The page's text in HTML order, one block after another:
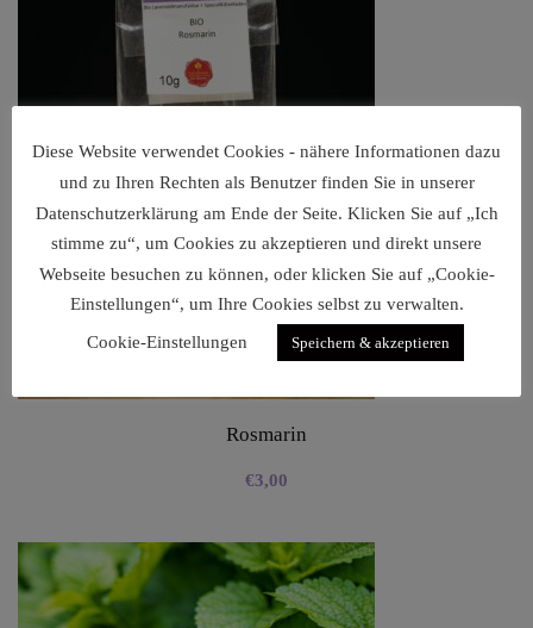
Rosmarin
€3,00
Diese Website verwendet Cookies - nähere Informationen dazu
und zu Ihren Rechten als Benutzer finden Sie in unserer
Datenschutzerklärung am Ende der Seite. Klicken Sie auf „Ich
stimme zu“, um Cookies zu akzeptieren und direkt unsere
Webseite besuchen zu können, oder klicken Sie auf „Cookie-
Einstellungen“, um Ihre Cookies selbst zu verwalten.
Cookie-Einstellungen
Speichern & akzeptieren